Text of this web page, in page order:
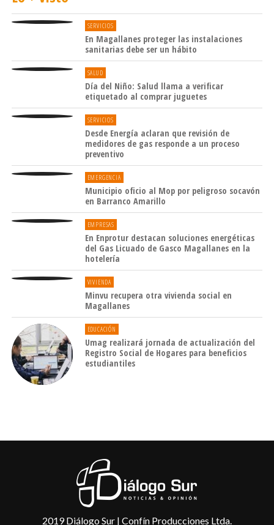
SERVICIOS
En Magallanes proteger las instalaciones
sanitarias debe ser un hábito
SALUD
Día del Niño: Salud llama a verificar
etiquetado al comprar juguetes
SERVICIOS
Desde Energía aclaran que revisión de
medidores de gas responde a un proceso
preventivo
EMERGENCIA
Municipio oficio al Mop por peligroso socavón
en Barranco Amarillo
EMPRESAS
En Enprotur destacan soluciones energéticas
del Gas Licuado de Gasco Magallanes en la
hotelería
VIVIENDA
Minvu recupera otra vivienda social en
Magallanes
EDUCACIÓN
Umag realizará jornada de actualización del
Registro Social de Hogares para beneficios
estudiantiles
2019 Diálogo Sur | Confín Producciones Ltda.